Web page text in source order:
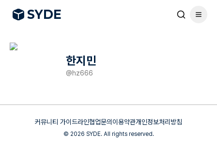
SYDE
한지민
@hz666
커뮤니티 가이드라인협업문의 이용약관개인정보처리방침
© 2026 SYDE. All rights reserved.